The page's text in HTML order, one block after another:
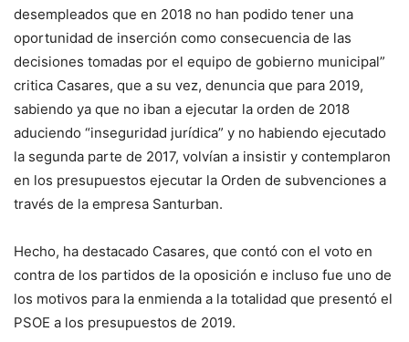
desempleados que en 2018 no han podido tener una
oportunidad de inserción como consecuencia de las
decisiones tomadas por el equipo de gobierno municipal”
critica Casares, que a su vez, denuncia que para 2019,
sabiendo ya que no iban a ejecutar la orden de 2018
aduciendo “inseguridad jurídica” y no habiendo ejecutado
la segunda parte de 2017, volvían a insistir y contemplaron
en los presupuestos ejecutar la Orden de subvenciones a
través de la empresa Santurban.
Hecho, ha destacado Casares, que contó con el voto en
contra de los partidos de la oposición e incluso fue uno de
los motivos para la enmienda a la totalidad que presentó el
PSOE a los presupuestos de 2019.